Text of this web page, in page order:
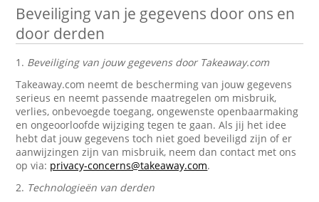
Beveiliging van je gegevens door ons en
door derden
1. Beveiliging van jouw gegevens door Takeaway.com
Takeaway.com neemt de bescherming van jouw gegevens
serieus en neemt passende maatregelen om misbruik,
verlies, onbevoegde toegang, ongewenste openbaarmaking
en ongeoorloofde wijziging tegen te gaan. Als jij het idee
hebt dat jouw gegevens toch niet goed beveiligd zijn of er
aanwijzingen zijn van misbruik, neem dan contact met ons
op via: privacy-concerns@takeaway.com.
2. Technologieën van derden